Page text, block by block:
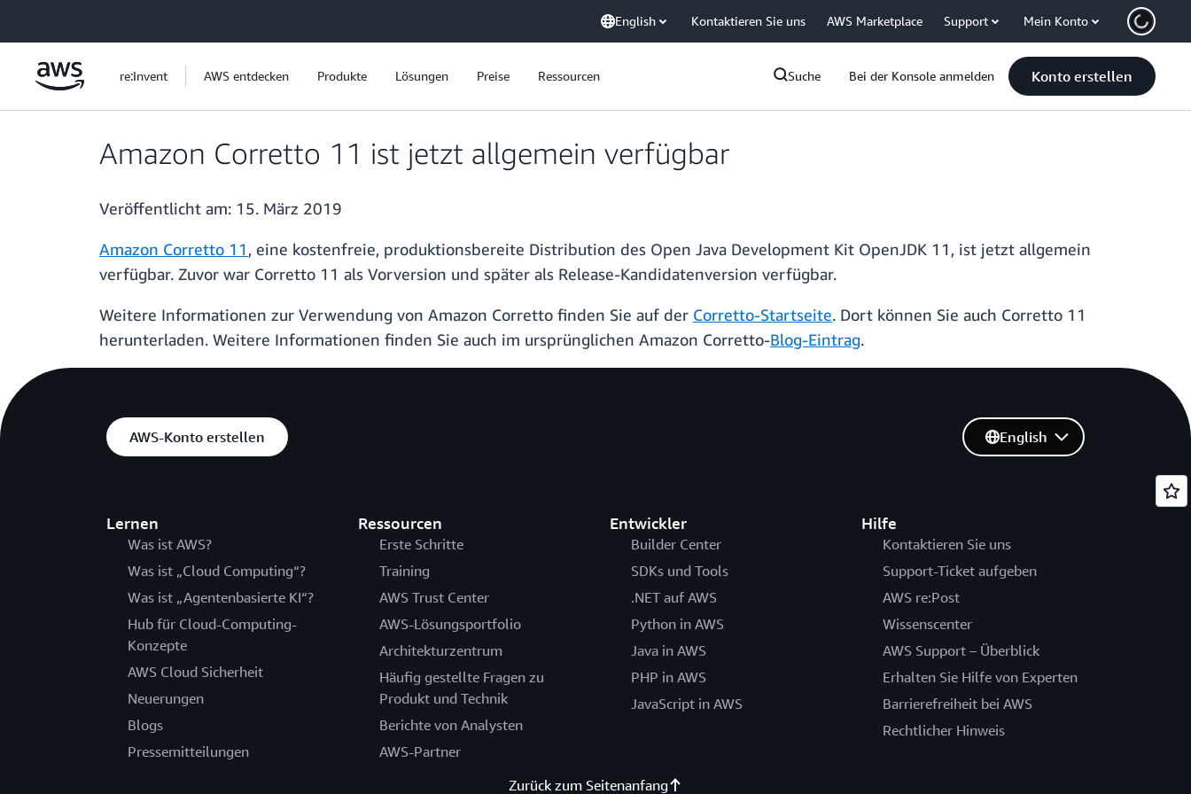
English Kontaktieren Sie uns AWS Marketplace Support Mein Konto
re:Invent AWS entdecken Produkte Lösungen Preise Ressourcen Suche Bei der Konsole anmelden Konto erstellen
Amazon Corretto 11 ist jetzt allgemein verfügbar
Veröffentlicht am: 15. März 2019
Amazon Corretto 11, eine kostenfreie, produktionsbereite Distribution des Open Java Development Kit OpenJDK 11, ist jetzt allgemein
verfügbar. Zuvor war Corretto 11 als Vorversion und später als Release-Kandidatenversion verfügbar.
Weitere Informationen zur Verwendung von Amazon Corretto finden Sie auf der Corretto-Startseite. Dort können Sie auch Corretto 11
herunterladen. Weitere Informationen finden Sie auch im ursprünglichen Amazon Corretto-Blog-Eintrag.
AWS-Konto erstellen
Lernen
Was ist AWS?
Was ist „Cloud Computing“?
Was ist „Agentenbasierte KI“?
Hub für Cloud-Computing-
Konzepte
AWS Cloud Sicherheit
Neuerungen
Blogs
Pressemitteilungen
Ressourcen
Erste Schritte
Training
AWS Trust Center
AWS-Lösungsportfolio
Architekturzentrum
Häufig gestellte Fragen zu
Produkt und Technik
Berichte von Analysten
AWS-Partner
Entwickler
Builder Center
SDKs und Tools
.NET auf AWS
Python in AWS
Java in AWS
PHP in AWS
JavaScript in AWS
Hilfe
Kontaktieren Sie uns
Support-Ticket aufgeben
AWS re:Post
Wissenscenter
AWS Support – Überblick
Erhalten Sie Hilfe von Experten
Barrierefreiheit bei AWS
Rechtlicher Hinweis
English
Zurück zum Seitenanfang